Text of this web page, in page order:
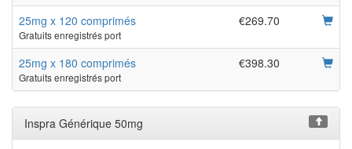
25mg x 120 comprimés
Gratuits enregistrés port
€269.70
25mg x 180 comprimés
Gratuits enregistrés port
€398.30
Inspra Générique 50mg